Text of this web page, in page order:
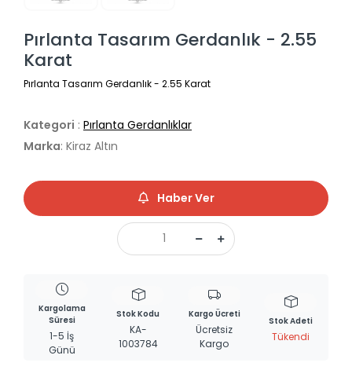
Pırlanta Tasarım Gerdanlık - 2.55
Karat
Pırlanta Tasarım Gerdanlık - 2.55 Karat
Kategori : Pırlanta Gerdanlıklar
Marka: Kiraz Altın
Haber Ver
Kargolama
Süresi
1-5 İş
Günü
Stok Kodu
KA-
1003784
Kargo Ücreti
Ücretsiz
Kargo
Stok Adeti
Tükendi